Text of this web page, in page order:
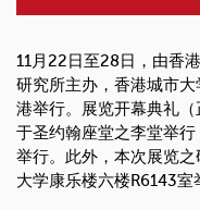
11月22日至28日，由香
研究所主办，香港城市
港举行。展览开幕典礼
于圣约翰座堂之李堂举
举行。此外，本次展览
大学康乐楼六楼R6143室